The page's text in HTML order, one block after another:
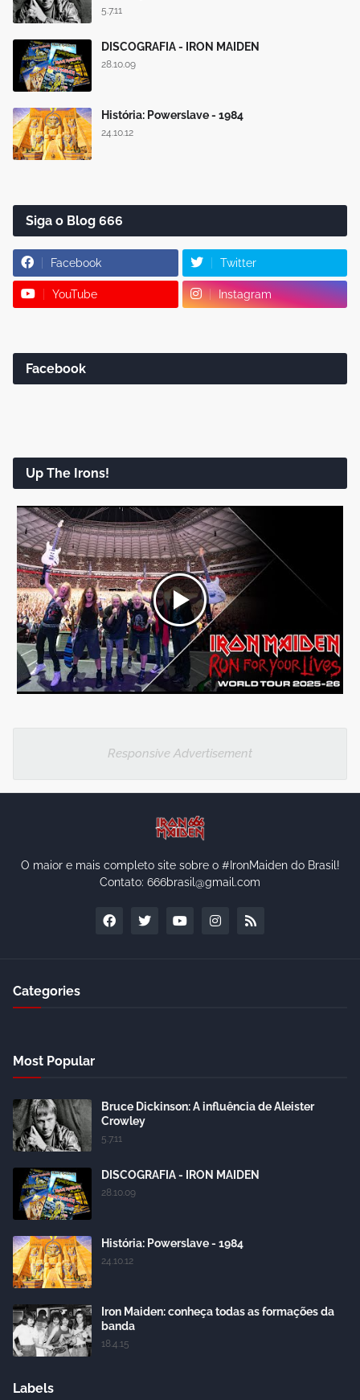
5.7.11
DISCOGRAFIA - IRON MAIDEN
28.10.09
História: Powerslave - 1984
24.10.12
Siga o Blog 666
Facebook Twitter
YouTube Instagram
Facebook
Up The Irons!
Responsive Advertisement
O maior e mais completo site sobre o #IronMaiden do Brasil!
Contato: 666brasil@gmail.com
Categories
Most Popular
Bruce Dickinson: A influência de Aleister
Crowley
5.7.11
DISCOGRAFIA - IRON MAIDEN
28.10.09
História: Powerslave - 1984
24.10.12
Iron Maiden: conheça todas as formações da
banda
18.4.15
Labels